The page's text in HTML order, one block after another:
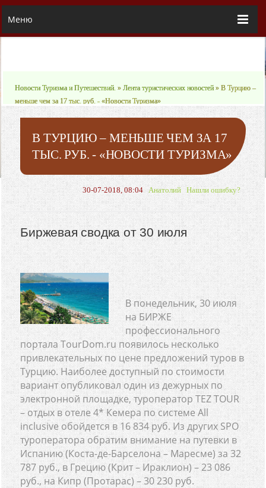
Меню
Новости Туризма и Путешествий. »Лента туристических новостей » В Турцию –
меньше чем за 17 тыс. руб. - «Новости Туризма»
В ТУРЦИЮ – МЕНЬШЕ ЧЕМ ЗА 17
ТЫС. РУБ. - «НОВОСТИ ТУРИЗМА»
30-07-2018, 08:04 Анатолий Нашли ошибку?
Биржевая сводка от 30 июля
В понедельник, 30 июля
на БИРЖЕ
профессионального
портала TourDom.ru появилось несколько
привлекательных по цене предложений туров в
Турцию. Наиболее доступный по стоимости
вариант опубликовал один из дежурных по
электронной площадке, туроператор TEZ TOUR
– отдых в отеле 4* Кемера по системе All
inclusive обойдется в 16 834 руб. Из других SPO
туроператора обратим внимание на путевки в
Испанию (Коста-де-Барселона – Маресме) за 32
787 руб., в Грецию (Крит – Ираклион) – 23 086
руб., на Кипр (Протарас) – 30 230 руб.